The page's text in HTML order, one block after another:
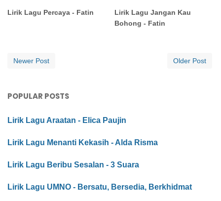
Lirik Lagu Percaya - Fatin
Lirik Lagu Jangan Kau
Bohong - Fatin
Newer Post Older Post
POPULAR POSTS
Lirik Lagu Araatan - Elica Paujin
Lirik Lagu Menanti Kekasih - Alda Risma
Lirik Lagu Beribu Sesalan - 3 Suara
Lirik Lagu UMNO - Bersatu, Bersedia, Berkhidmat